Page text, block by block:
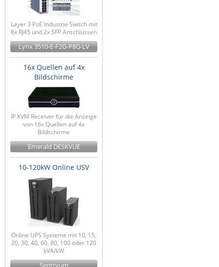
Layer 3 PoE Industrie Switch mit
8x RJ45 und 2x SFP Anschlüssen
Lynx 3510-E-F2G-P8G-LV
16x Quellen auf 4x
Bildschirme
IP KVM Receiver für die Anzeige
von 16x Quellen auf 4x
Bildschirme
Emerald DESKVUE
10-120kW Online USV
Online UPS Systeme mit 10, 15,
20, 30, 40, 60, 80, 100 oder 120
kVA/kW
Sentryum